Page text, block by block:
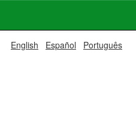
English Español Português